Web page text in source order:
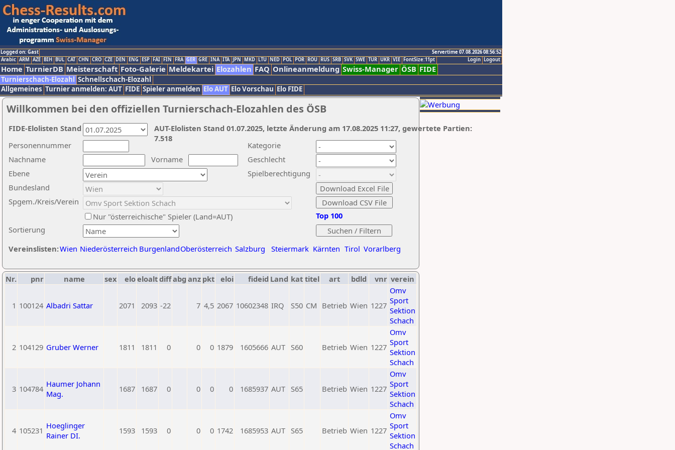
Logged on: Gast
Servertime 07.08.2026 08:56:52
Logout
Login
Arabic ARM AZE BIH BUL CAT CHN CRO CZE DEN ENG ESP FAI FIN FRA GER GRE INA ITA JPN MKD LTU NED POL POR ROU RUS SRB SVK SWE TUR UKR VIE FontSize:11pt
Home TurnierDB Meisterschaft Foto-Galerie Meldekartei Elozahlen FAQ Onlineanmeldung Swiss-Manager ÖSB FIDE
Turnierschach-Elozahl Schnellschach-Elozahl
Allgemeines Turnier anmelden: AUT FIDE Spieler anmelden Elo AUT Elo Vorschau Elo FIDE
Willkommen bei den offiziellen Turnierschach-Elozahlen des ÖSB
Nachname
Vorname
Ebene
Kategorie
Sortierung
Personennummer
Bundesland
Spgem./Kreis/Verein
Geschlecht
Nur "österreichische" Spieler (Land=AUT)
Spielberechtigung
Vereinslisten:Wien Niederösterreich BurgenlandOberösterreich Salzburg Steiermark Kärnten Tirol Vorarlberg
Top 100
AUT-Elolisten Stand 01.07.2025, letzte Änderung am 17.08.2025 11:27, gewertete Partien:
7.518
FIDE-Elolisten Stand
Nr. pnr name sex eloeloaltdiffabg anz pkt eloi fideid Land kat titel art bdld vnr verein
1 100124 Albadri Sattar 2071 2093 -22 7 4,5 2067 10602348 IRQ S50 CM Betrieb Wien 1227
Omv
Sport
Sektion
Schach
2 104129 Gruber Werner 1811 1811 0 0 0 1879 1605666 AUT S60 Betrieb Wien 1227
Omv
Sport
Sektion
Schach
3 104784 Haumer Johann
Mag.
1687 1687 0 0 0 0 1685937 AUT S65 Betrieb Wien 1227
Omv
Sport
Sektion
Schach
4 105231 Hoeglinger
Rainer DI.
1593 1593 0 0 0 1742 1685953 AUT S65 Betrieb Wien 1227
Omv
Sport
Sektion
Schach